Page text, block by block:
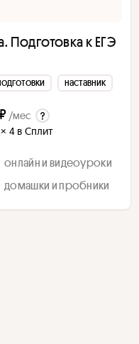
к ЕГЭ
наставник
/мес
× 4 в Сплит
онлайн и видеоуроки
домашки и пробники